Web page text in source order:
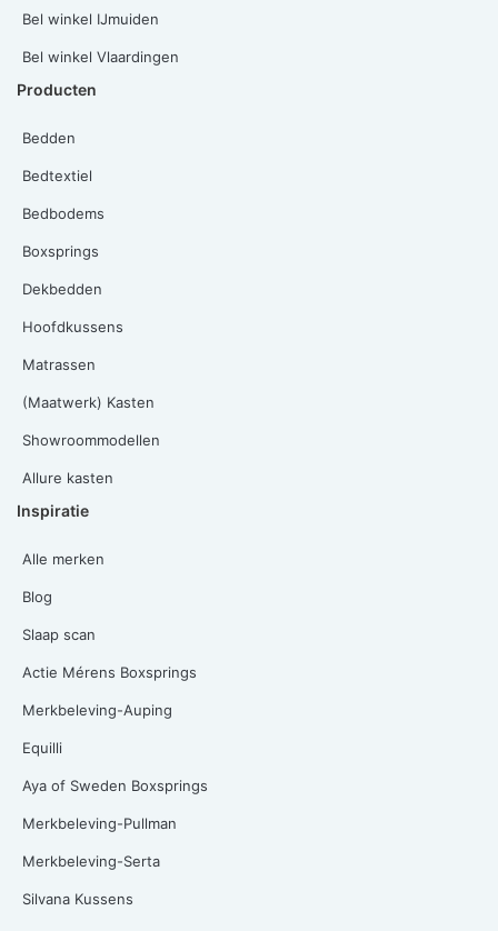
Bel winkel IJmuiden
Bel winkel Vlaardingen
Producten
Bedden
Bedtextiel
Bedbodems
Boxsprings
Dekbedden
Hoofdkussens
Matrassen
(Maatwerk) Kasten
Showroommodellen
Allure kasten
Inspiratie
Alle merken
Blog
Slaap scan
Actie Mérens Boxsprings
Merkbeleving-Auping
Equilli
Aya of Sweden Boxsprings
Merkbeleving-Pullman
Merkbeleving-Serta
Silvana Kussens